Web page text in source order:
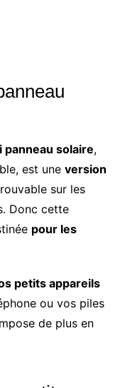
panneau solaire,
est une version
sur les
Donc cette
pour les
petits appareils
ou vos piles
de plus en